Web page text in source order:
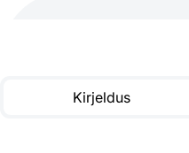
Kirjeldus